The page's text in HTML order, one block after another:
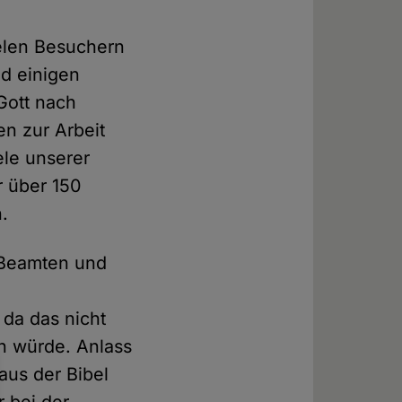
Besuchern
einigen
nach
zur Arbeit
unserer
über 150
und
das nicht
würde. Anlass
der Bibel